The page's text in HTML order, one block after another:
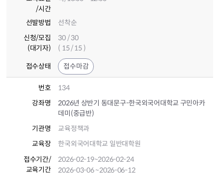
/시간
선발방법
선착순
신청/모집
(대기자)
30 / 30
( 15 / 15 )
접수상태 접수마감
번호
134
강좌명
2026년 상반기 동대문구-한국외국어대학교 구민아카
데미(중급반)
기관명
교육정책과
교육장
한국외국어대학교 일반대학원
접수기간/
교육기간
2026-02-19~2026-02-24
2026-03-06~2026-06-12